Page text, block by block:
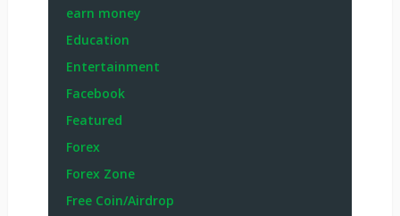
earn money
Education
Entertainment
Facebook
Featured
Forex
Forex Zone
Free Coin/Airdrop